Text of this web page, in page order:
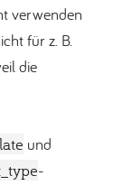
verwenden
für z. B.
die
und
-